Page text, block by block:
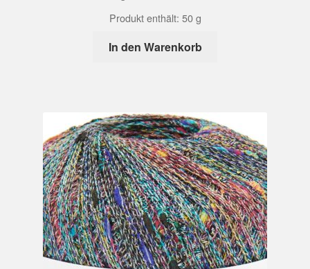
Produkt enthält: 50g
In den Warenkorb